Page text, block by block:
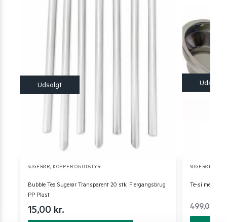
SUGERØR, KOPPER OG UDSTYR
Bubble Tea Sugerør Transparent 20 stk. Flergangsbrug
PP Plast
15,00 kr.
SUGERØR,
Te-si med
499,00